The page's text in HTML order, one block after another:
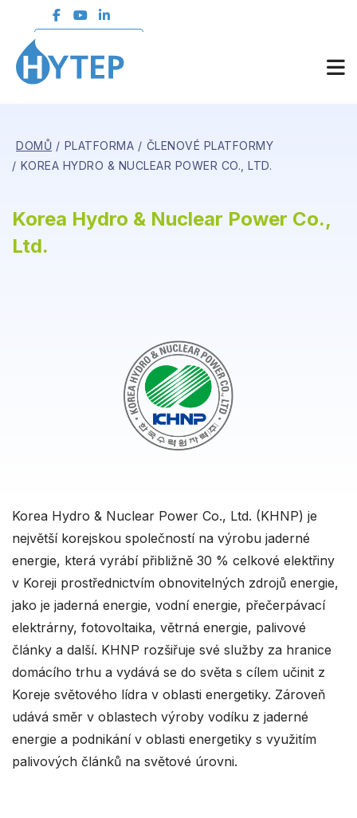
DOMŮ PLATFORMA
ČLENOVÉ PLATFORMY
KOREA HYDRO & NUCLEAR POWER CO., LTD.
Korea Hydro & Nuclear Power Co.,
Ltd.
Korea Hydro & Nuclear Power Co., Ltd. (KHNP) je
největší korejskou společností na výrobu jaderné
energie, která vyrábí přibližně 30 % celkové elektřiny
v Koreji prostřednictvím obnovitelných zdrojů energie,
jako je jaderná energie, vodní energie, přečerpávací
elektrárny, fotovoltaika, větrná energie, palivové
články a další. KHNP rozšiřuje své služby za hranice
domácího trhu a vydává se do světa s cílem učinit z
Koreje světového lídra v oblasti energetiky. Zároveň
udává směr v oblastech výroby vodíku z jaderné
energie a podnikání v oblasti energetiky s využitím
palivových článků na světové úrovni.